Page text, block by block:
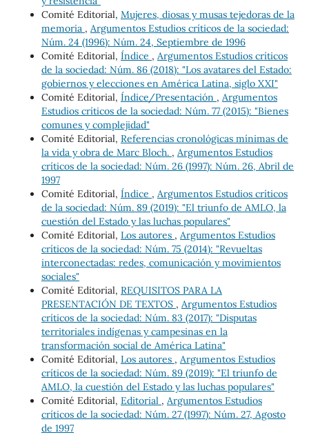
Comité Editorial, Mujeres, diosas y musas tejedoras de la
memoria , Argumentos Estudios críticos de la sociedad:
Núm. 24 (1996): Núm. 24, Septiembre de 1996
Comité Editorial, Índice , Argumentos Estudios críticos
de la sociedad: Núm. 86 (2018): "Los avatares del Estado:
gobiernos y elecciones en América Latina, siglo XXI"
Comité Editorial, Índice/Presentación , Argumentos
Estudios críticos de la sociedad: Núm. 77 (2015): "Bienes
comunes y complejidad"
Comité Editorial, Referencias cronológicas mínimas de
la vida y obra de Marc Bloch. , Argumentos Estudios
críticos de la sociedad: Núm. 26 (1997): Núm. 26, Abril de
1997
Comité Editorial, Índice , Argumentos Estudios críticos
de la sociedad: Núm. 89 (2019): "El triunfo de AMLO, la
cuestión del Estado y las luchas populares"
Comité Editorial, Los autores , Argumentos Estudios
críticos de la sociedad: Núm. 75 (2014): "Revueltas
interconectadas: redes, comunicación y movimientos
sociales"
Comité Editorial, REQUISITOS PARA LA
PRESENTACIÓN DE TEXTOS , Argumentos Estudios
críticos de la sociedad: Núm. 83 (2017): "Disputas
territoriales indígenas y campesinas en la
transformación social de América Latina"
Comité Editorial, Los autores , Argumentos Estudios
críticos de la sociedad: Núm. 89 (2019): "El triunfo de
AMLO, la cuestión del Estado y las luchas populares"
Comité Editorial, Editorial , Argumentos Estudios
críticos de la sociedad: Núm. 27 (1997): Núm. 27, Agosto
de 1997